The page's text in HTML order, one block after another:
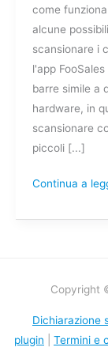
come
alcune
scansionare i
l'app
barre simile a
hardware, in
scansionare
piccoli [...]
codici
a
barre
Continua a
Copyright
Dichiarazione
plugin
Termini e